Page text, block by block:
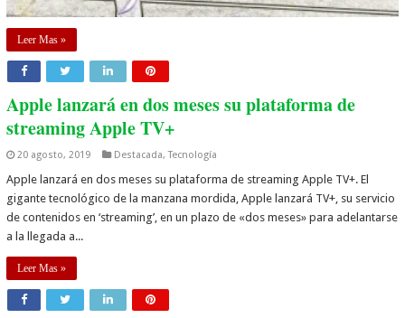
Leer Mas »
Apple lanzará en dos meses su plataforma de
streaming Apple TV+
20 agosto, 2019 Destacada,Tecnología
Apple lanzará en dos meses su plataforma de streaming Apple TV+. El
gigante tecnológico de la manzana mordida, Apple lanzará TV+, su servicio
de contenidos en ‘streaming’, en un plazo de «dos meses» para adelantarse
a la llegada a...
Leer Mas »